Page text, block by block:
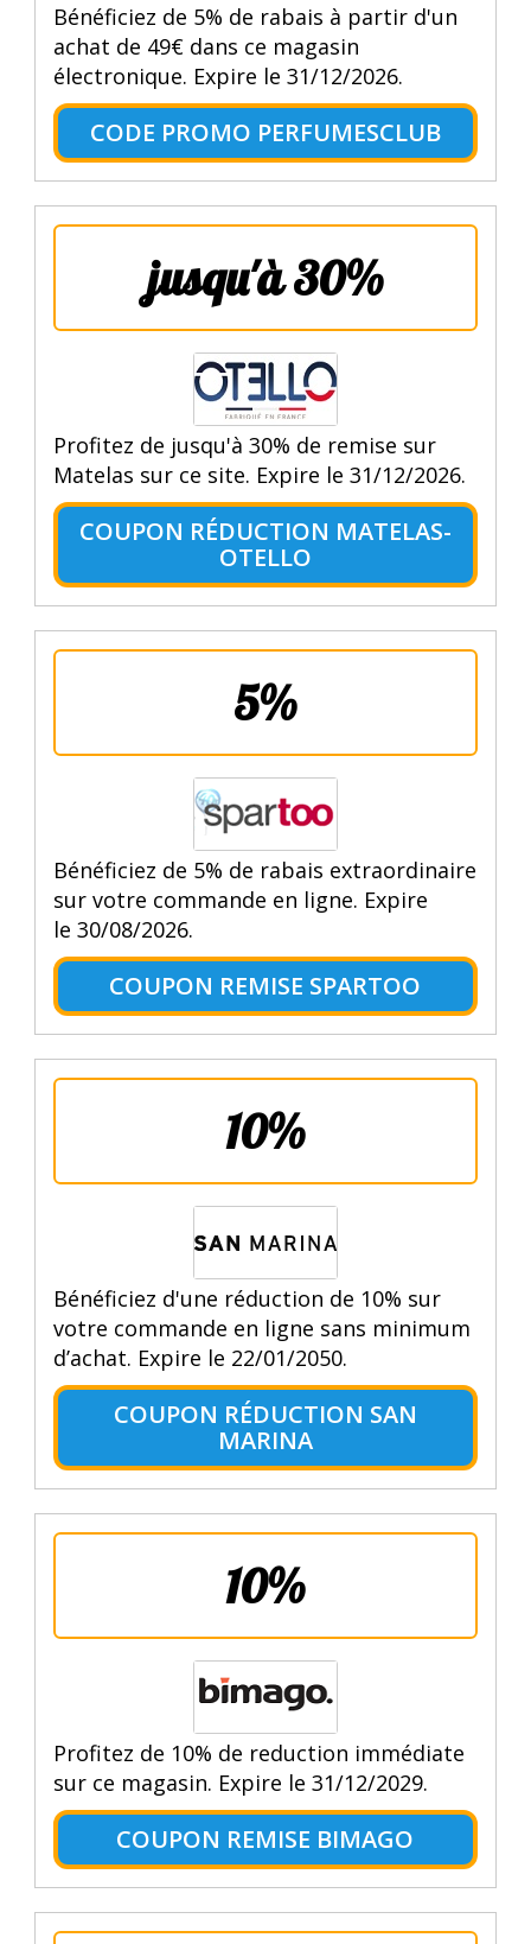
Bénéficiez de 5% de rabais à partir d'un
achat de 49€ dans ce magasin
électronique. Expire le 31/12/2026.
CODE PROMO PERFUMESCLUB
jusqu'à 30%
Profitez de jusqu'à 30% de remise sur
Matelas sur ce site. Expire le 31/12/2026.
COUPON RÉDUCTION MATELAS-
OTELLO
5%
Bénéficiez de 5% de rabais extraordinaire
sur votre commande en ligne. Expire
le 30/08/2026.
COUPON REMISE SPARTOO
10%
Bénéficiez d'une réduction de 10% sur
votre commande en ligne sans minimum
d’achat. Expire le 22/01/2050.
COUPON RÉDUCTION SAN
MARINA
10%
Profitez de 10% de reduction immédiate
sur ce magasin. Expire le 31/12/2029.
COUPON REMISE BIMAGO